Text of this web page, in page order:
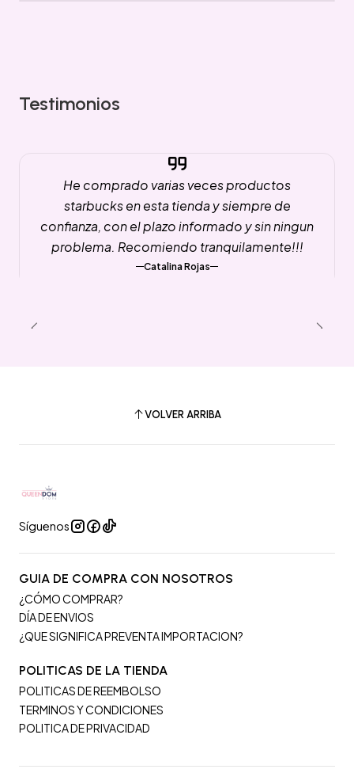
Testimonios
He comprado varias veces productos
starbucks en esta tienda y siempre de
confianza, con el plazo informado y sin ningun
problema. Recomiendo tranquilamente!!!
Catalina Rojas
VOLVER ARRIBA
Síguenos
GUIA DE COMPRA CON NOSOTROS
¿CÓMO COMPRAR?
DÍA DE ENVIOS
¿QUE SIGNIFICA PREVENTA IMPORTACION?
POLITICAS DE LA TIENDA
POLITICAS DE REEMBOLSO
TERMINOS Y CONDICIONES
POLITICA DE PRIVACIDAD